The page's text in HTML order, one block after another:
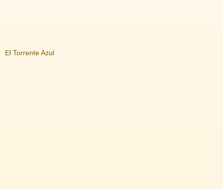
El Torrente Azul